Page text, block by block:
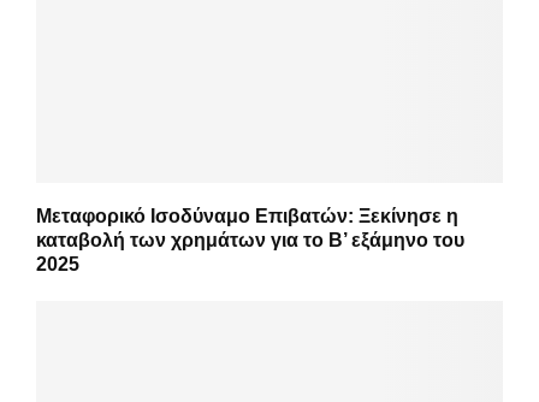
Μεταφορικό Ισοδύναμο Επιβατών: Ξεκίνησε η
καταβολή των χρημάτων για το Β’ εξάμηνο του
2025